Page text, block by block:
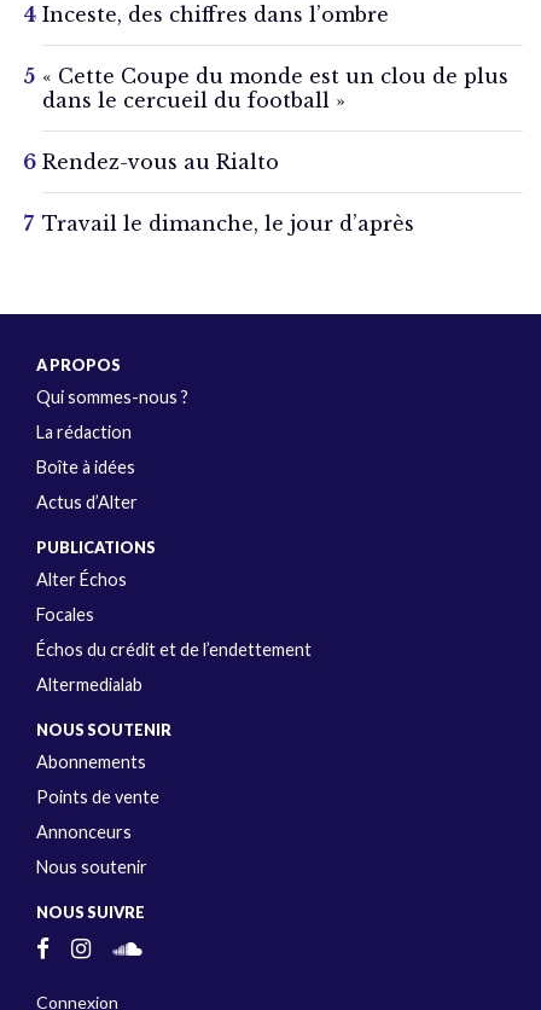
Inceste, des chiffres dans l’ombre
« Cette Coupe du monde est un clou de plus
dans le cercueil du football »
Rendez-vous au Rialto
Travail le dimanche, le jour d’après
A PROPOS
Qui sommes-nous ?
La rédaction
Boîte à idées
Actus d’Alter
PUBLICATIONS
Alter Échos
Focales
Échos du crédit et de l’endettement
Altermedialab
NOUS SOUTENIR
Abonnements
Points de vente
Annonceurs
Nous soutenir
NOUS SUIVRE
Connexion